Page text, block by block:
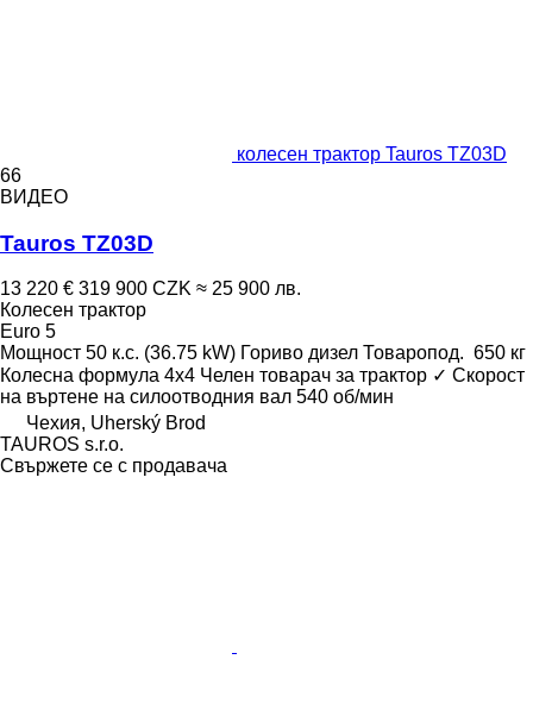
колесен трактор Tauros TZ03D
66
ВИДЕО
Tauros TZ03D
13 220 € 319 900 CZK ≈ 25 900 лв.
Колесен трактор
Euro 5
Мощност 50 к.с. (36.75 kW) Гориво дизел Товаропод. 650 кг
Колесна формула 4x4 Челен товарач за трактор ✓ Скорост
на въртене на силоотводния вал 540 об/мин
Чехия, Uherský Brod
TAUROS s.r.o.
Свържете се с продавача